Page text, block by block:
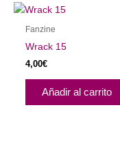
Fanzine
Wrack 15
4,00€
Añadir al carrito